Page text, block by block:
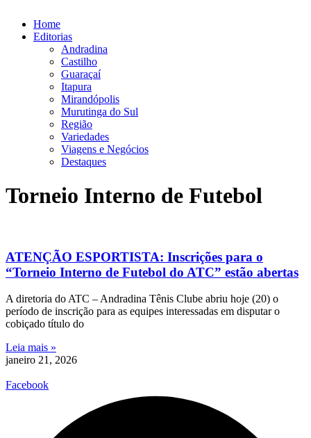
Home
Editorias
Andradina
Castilho
Guaraçaí
Itapura
Mirandópolis
Murutinga do Sul
Região
Variedades
Viagens e Negócios
Destaques
Torneio Interno de Futebol
ATENÇÃO ESPORTISTA: Inscrições para o
“Torneio Interno de Futebol do ATC” estão abertas
A diretoria do ATC – Andradina Tênis Clube abriu hoje (20) o
período de inscrição para as equipes interessadas em disputar o
cobiçado título do
Leia mais »
janeiro 21, 2026
Facebook